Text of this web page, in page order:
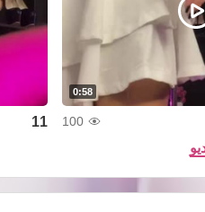
0:58
100
11